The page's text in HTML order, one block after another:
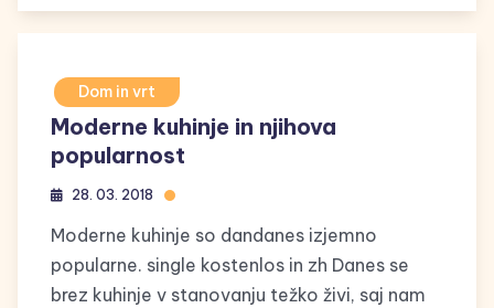
Dom in vrt
Moderne kuhinje in njihova
popularnost
28. 03. 2018
Moderne kuhinje so dandanes izjemno
popularne. single kostenlos in zh Danes se
brez kuhinje v stanovanju težko živi, saj nam